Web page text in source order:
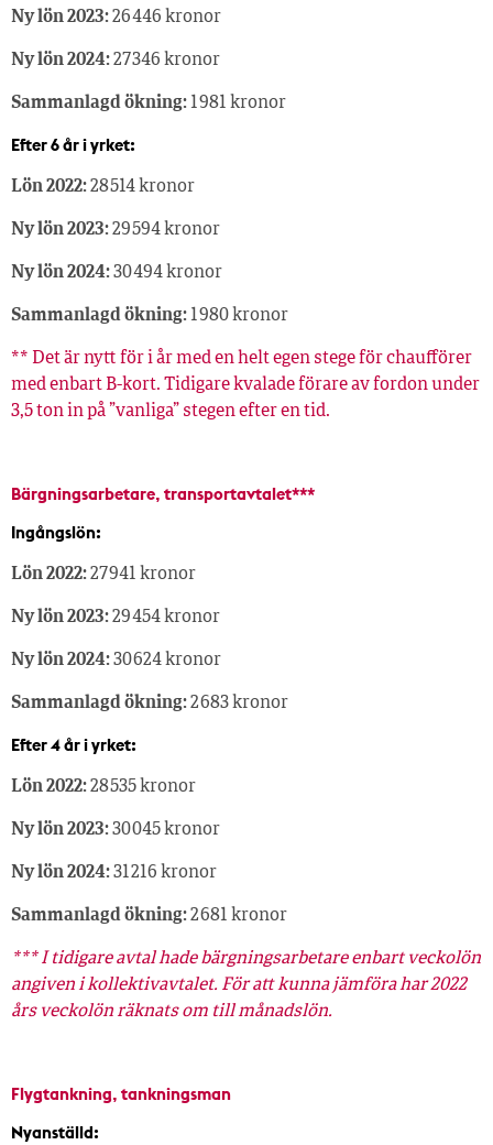
Ny lön 2023:26 446 kronor
Ny lön 2024:27 346 kronor
Sammanlagd ökning:1 981 kronor
Efter 6 år i yrket:
Lön 2022:28 514 kronor
Ny lön 2023:29 594 kronor
Ny lön 2024:30 494 kronor
Sammanlagd ökning:1 980 kronor
** Det är nytt för i år med en helt egen stege för chaufförer
med enbart B-kort. Tidigare kvalade förare av fordon under
3,5 ton in på ”vanliga” stegen efter en tid.
Bärgningsarbetare, transportavtalet***
Ingångslön:
Lön 2022:27 941 kronor
Ny lön 2023:29 454 kronor
Ny lön 2024:30 624 kronor
Sammanlagd ökning:2 683 kronor
Efter 4 år i yrket:
Lön 2022:28 535 kronor
Ny lön 2023:30 045 kronor
Ny lön 2024:31 216 kronor
Sammanlagd ökning:2 681 kronor
*** I tidigare avtal hade bärgningsarbetare enbart veckolön
angiven i kollektivavtalet. För att kunna jämföra har 2022
års veckolön räknats om till månadslön.
Flygtankning, tankningsman
Nyanställd: